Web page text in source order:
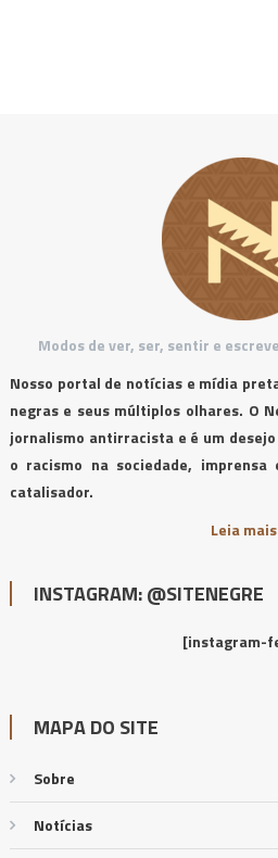
Modos de ver, ser, sentir e
Nosso portal de notícias e mídia
negras e seus múltiplos olhares. O
jornalismo antirracista e é um
o racismo na sociedade, imprensa
catalisador.
Leia mais
INSTAGRAM: @SITENEGRE
[instagram-
MAPA DO SITE
Sobre
Notícias